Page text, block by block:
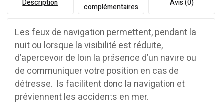
Description
complémentaires
Avis (0)
Les feux de navigation permettent, pendant la
nuit ou lorsque la visibilité est réduite,
d’apercevoir de loin la présence d’un navire ou
de communiquer votre position en cas de
détresse. Ils facilitent donc la navigation et
préviennent les accidents en mer.